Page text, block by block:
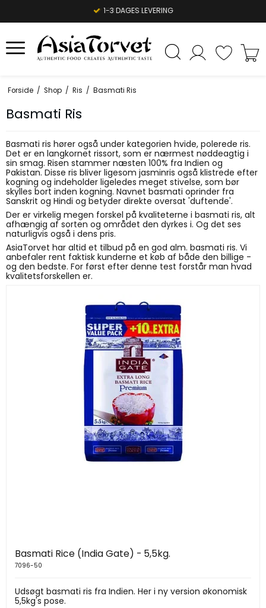
1-3 DAGES LEVERING
Forside / Shop / Ris / Basmati Ris
Basmati Ris
Basmati ris hører også under kategorien hvide, polerede ris.
Det er en langkornet rissort, som er nærmest nøddeagtig i
sin smag. Risen stammer næsten 100% fra Indien og
Pakistan. Disse ris bliver ligesom jasminris også klistrede efter
kogning og indeholder ligeledes meget stivelse, som bør
skylles bort inden kogning. Navnet basmati oprinder fra
Sanskrit og Hindi og betyder direkte oversat 'duftende'.
Der er virkelig megen forskel på kvaliteterne i basmati ris, alt
afhængig af sorten og området den dyrkes i. Og det ses
naturligvis også i dens pris.
AsiaTorvet har altid et tilbud på en god alm. basmati ris. Vi
anbefaler rent faktisk kunderne et køb af både den billige -
og den bedste. For først efter denne test forstår man hvad
kvalitetsforskellen er.
Basmati Rice (India Gate) - 5,5kg.
7096-50
Udsøgt basmati ris fra Indien. Her i ny version økonomisk
5,5kg's pose.